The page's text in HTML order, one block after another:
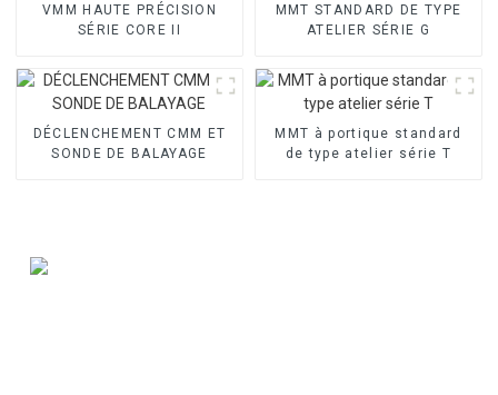
VMM HAUTE PRÉCISION
SÉRIE CORE II
MMT STANDARD DE TYPE
ATELIER SÉRIE G
DÉCLENCHEMENT CMM ET
SONDE DE BALAYAGE
MMT à portique standard
de type atelier série T